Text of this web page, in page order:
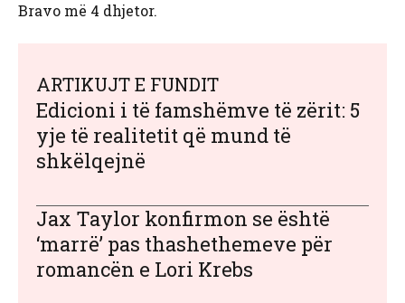
Bravo më 4 dhjetor.
ARTIKUJT E FUNDIT
Edicioni i të famshëmve të zërit: 5
yje të realitetit që mund të
shkëlqejnë
Jax Taylor konfirmon se është
‘marrë’ pas thashethemeve për
romancën e Lori Krebs